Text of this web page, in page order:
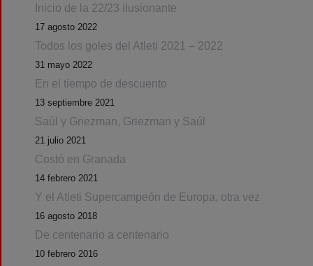
Inicio de la 22/23 ilusionante
17 agosto 2022
Todos los goles del Atleti 2021 – 2022
31 mayo 2022
En el tiempo de descuento
13 septiembre 2021
Saúl y Griezman, Griezman y Saúl
21 julio 2021
Costó en Granada
14 febrero 2021
Y el Atleti Supercampeón de Europa, otra vez
16 agosto 2018
De centenario a centenario
10 febrero 2016